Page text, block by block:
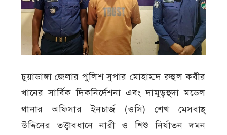
চুয়াডাঙ্গা জেলার পুলিশ সুপার মোহাম্মদ রুহুল কবীর
খানের সার্বিক দিকনির্দেশনা এবং দামুড়হুদা মডেল
থানার অফিসার ইনচার্জ (ওসি) শেখ মেসবাহ্
উদ্দিনের তত্ত্বাবধানে নারী ও শিশু নির্যাতন দমন